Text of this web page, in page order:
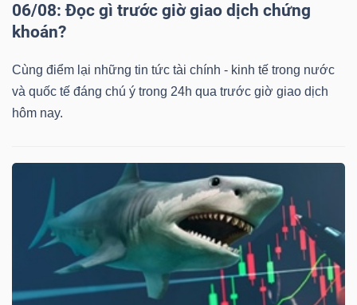
06/08: Đọc gì trước giờ giao dịch chứng
khoán?
Cùng điểm lại những tin tức tài chính - kinh tế trong nước
và quốc tế đáng chú ý trong 24h qua trước giờ giao dịch
hôm nay.
tích
(-)
Thuật
ngữ
Dịch
Đào